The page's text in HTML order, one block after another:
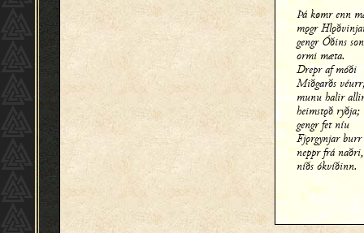
Þá kømr enn
mǫgr
gengr Óðins
ormi mæta.
Drepr af móði
Miðgarðs
munu halir
heimstǫð ryðja;
gengr fet níu
Fjǫrgynjar burr
neppr frá naðri,
níðs ókvíðinn.